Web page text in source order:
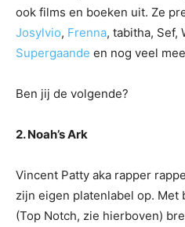
ook films en boeken uit. Ze
Josylvio, Frenna, tabitha, Sef,
Supergaande en nog veel
Ben jij de volgende?
2. Noah’s Ark
Vincent Patty aka rapper
zijn eigen platenlabel op. Met
(Top Notch, zie hierboven)